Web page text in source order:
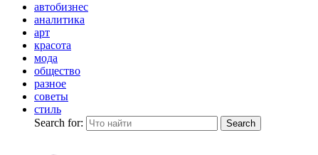
автобизнес
аналитика
арт
красота
мода
общество
разное
советы
стиль
Search for:
Search